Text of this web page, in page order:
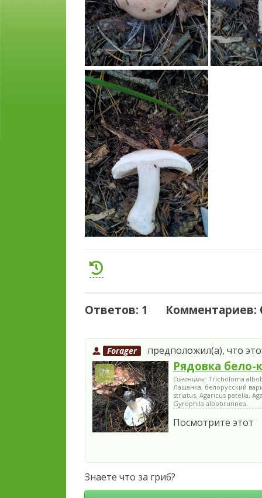
Ответов: 1 Комментариев:
Forager предположил(а), что это:
Рядовка бело-
Синонимы: Tricholoma
Лашанка, белорусский
striatus, Agaricus patella,
Gyrophila albobrunnea.
Посмотрите этот
Знаете что за гриб?